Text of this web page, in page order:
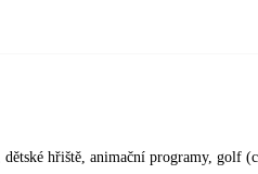
hřiště, animační programy, golf